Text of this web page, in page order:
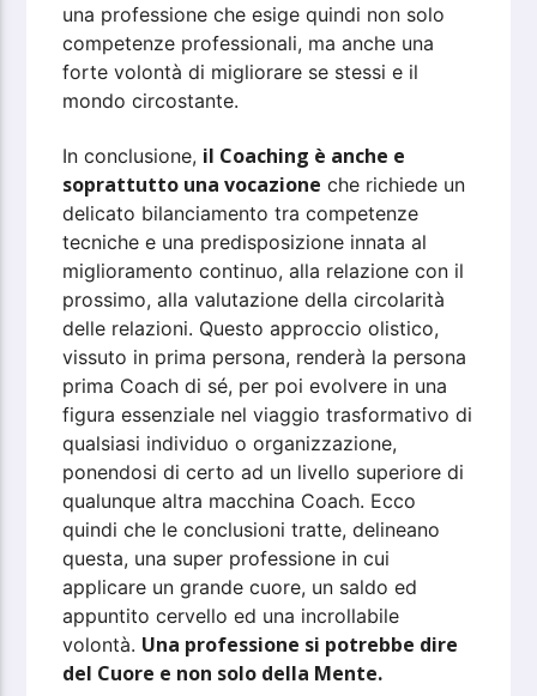
una professione che esige quindi non solo
competenze professionali, ma anche una
forte volontà di migliorare se stessi e il
mondo circostante.
In conclusione, il Coaching è anche e
soprattutto una vocazione che richiede un
delicato bilanciamento tra competenze
tecniche e una predisposizione innata al
miglioramento continuo, alla relazione con il
prossimo, alla valutazione della circolarità
delle relazioni. Questo approccio olistico,
vissuto in prima persona, renderà la persona
prima Coach di sé, per poi evolvere in una
figura essenziale nel viaggio trasformativo di
qualsiasi individuo o organizzazione,
ponendosi di certo ad un livello superiore di
qualunque altra macchina Coach. Ecco
quindi che le conclusioni tratte, delineano
questa, una super professione in cui
applicare un grande cuore, un saldo ed
appuntito cervello ed una incrollabile
volontà. Una professione si potrebbe dire
del Cuore e non solo della Mente.